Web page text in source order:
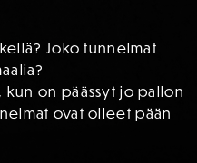
Joko tunnelmat
kun on päässyt jo pallon
ovat olleet pään